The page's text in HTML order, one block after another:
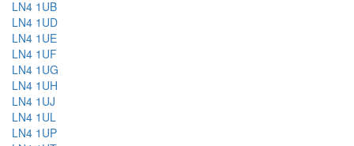
LN4 1UB
LN4 1UD
LN4 1UE
LN4 1UF
LN4 1UG
LN4 1UH
LN4 1UJ
LN4 1UL
LN4 1UP